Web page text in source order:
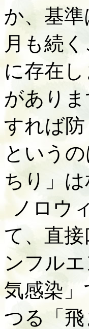
か、基
月も続
に存在
があり
すれば
という
ちり」
ノロウ
て、直
ンフル
気感染
つる「